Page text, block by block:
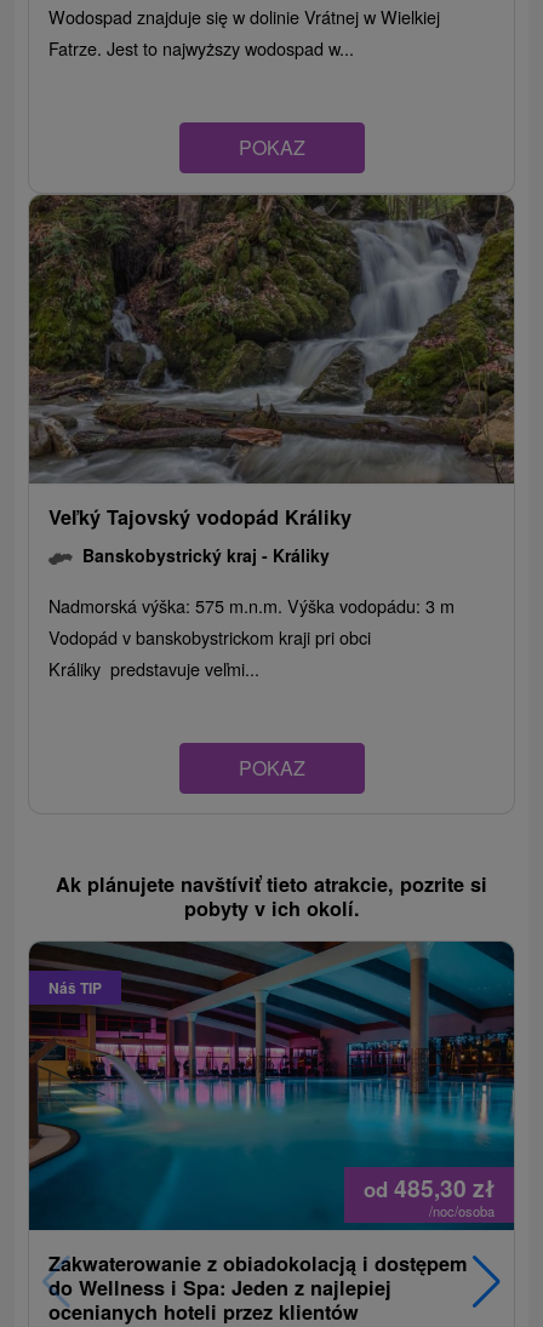
Wodospad znajduje się w dolinie Vrátnej w Wielkiej
Fatrze. Jest to najwyższy wodospad w...
POKAZ
Veľký Tajovský vodopád Králiky
Banskobystrický kraj - Králiky
Nadmorská výška: 575 m.n.m. Výška vodopádu: 3 m
Vodopád v banskobystrickom kraji pri obci
Králiky predstavuje veľmi...
POKAZ
Ak plánujete navštíviť tieto atrakcie, pozrite si
pobyty v ich okolí.
Náš TIP
od 485,30zł
/noc/osoba
Zakwaterowanie z obiadokolacją i dostępem
do Wellness i Spa: Jeden z najlepiej
ocenianych hoteli przez klientów